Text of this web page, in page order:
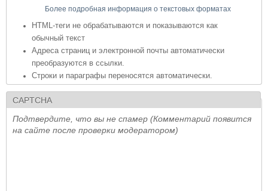
Более подробная информация о текстовых форматах
HTML-теги не обрабатываются и показываются как
обычный текст
Адреса страниц и электронной почты автоматически
преобразуются в ссылки.
Строки и параграфы переносятся автоматически.
CAPTCHA
Подтвердите, что вы не спамер (Комментарий появится
на сайте после проверки модератором)